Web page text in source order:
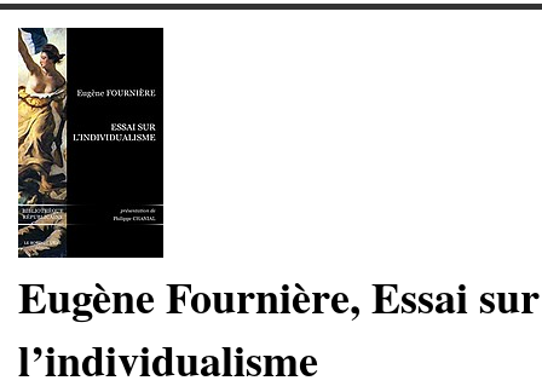
Eugène Fournière, Essai sur
l’individualisme